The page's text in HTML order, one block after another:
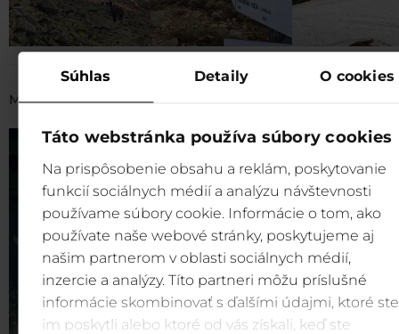
Súhlas Detaily O cookies
Táto webstránka používa súbory cookies
Na prispôsobenie obsahu a reklám, poskytovanie
funkcií sociálnych médií a analýzu návštevnosti
používame súbory cookie. Informácie o tom, ako
používate naše webové stránky, poskytujeme aj
našim partnerom v oblasti sociálnych médií,
inzercie a analýzy. Títo partneri môžu príslušné
informácie skombinovať s ďalšími údajmi, ktoré ste
im poskytli alebo ktoré od vás získali, keď ste
MAP: goo.gl/FAVW7c